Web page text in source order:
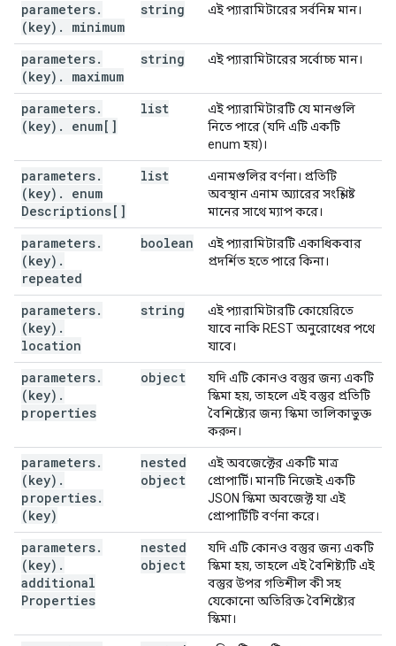
"pattern": string
,
"minimum"
"maximum": string
,
"enum": [
string
],
"enumDescriptions": [
"enumDeprecated": [
boolean
],
"repeated"
boolean
,
"location"
string
,
"properties"
JsonSchema
"additionalProperties": (JsonSchema
JsonSchema),
"required": [
string
},
"parameterOrder"
[
],
"$ref": string
} ,
"response":
"$ref"
},
parameters.
(key) . minimum
string এই প্যারামিটারের সর্বনিম্ন মান।
parameters.
(key) . maximum
string এই প্যারামিটারের সর্বোচ্চ মান।
parameters.
(key) . enum[]
list
এই প্যারামিটারটি যে মানগুলি
নিতে পারে (যদি এটি একটি
enum হয়)।
parameters.
(key) .
enum
Descriptions[]
list
এনামগুলির বর্ণনা। প্রতিটি
অবস্থান এনাম অ্যারের সংশ্লিষ্ট
মানের সাথে ম্যাপ করে।
parameters.
(key) .
repeated
boolean
এই প্যারামিটারটি একাধিকবার
প্রদর্শিত হতে পারে কিনা।
parameters.
(key) .
location
string
এই প্যারামিটারটি কোয়েরিতে
যাবে নাকি REST অনুরোধের পথে
যাবে।
parameters.
(key) .
properties
object
যদি এটি কোনও বস্তুর জন্য একটি
স্কিমা হয়, তাহলে এই বস্তুর প্রতিটি
বৈশিষ্ট্যের জন্য স্কিমা তালিকাভুক্ত
করুন।
parameters.
(key) .
properties.
(key)
nested
object
এই অবজেক্টের একটি মাত্র
প্রোপার্টি। মানটি নিজেই একটি
JSON স্কিমা অবজেক্ট যা এই
প্রোপার্টিটি বর্ণনা করে।
parameters.
(key) .
additional
Properties
nested
object
যদি এটি কোনও বস্তুর জন্য একটি
স্কিমা হয়, তাহলে এই বৈশিষ্ট্যটি এই
বস্তুর উপর গতিশীল কী সহ
যেকোনো অতিরিক্ত বৈশিষ্ট্যের
স্কিমা।